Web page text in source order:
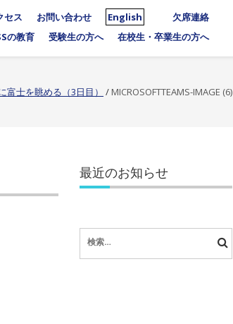
セス お問い合わせ English
欠席連絡
の教育 受験生の方へ 在校生・卒業生の方へ
士を眺める（3日目） / MICROSOFTTEAMS-IMAGE (6)
最近のお知らせ
索: